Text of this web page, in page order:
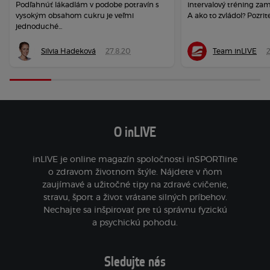
Podľahnúť lákadlám v podobe potravín s
vysokým obsahom cukru je veľmi
jednoduché...
Silvia Hadeková 27.8.20
intervalový tréning
A ako to zvládol?
Team inLIVE
O inLIVE
inLIVE je online magazín spoločnosti inSPORTline
o zdravom životnom štýle. Nájdete v ňom
zaujímavé a užitočné tipy na zdravé cvičenie,
stravu, šport a život vrátane silných príbehov.
Nechajte sa inšpirovať pre tú správnu fyzickú
a psychickú pohodu.
Sledujte nás